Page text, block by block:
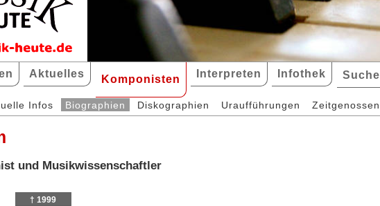
Aktuelles Komponisten Interpreten Infothek Suche
Infos Biographien Diskographien Uraufführungen Zeitgenossen
und Musikwissenschaftler
† 1999